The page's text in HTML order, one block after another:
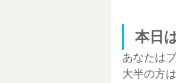
AI活用
本日
あなたは
大半の方